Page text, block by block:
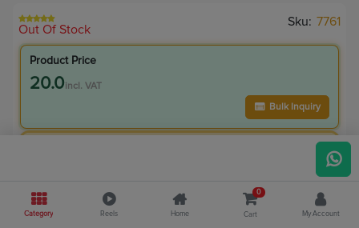
Out Of Stock
Sku: 7761
Product Price
20.0 incl. VAT
Bulk Inquiry
25.00 Save5.00
Category Reels Home
0
Cart My Account